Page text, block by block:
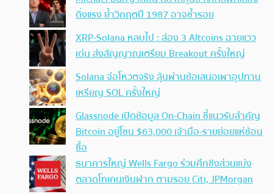
ดิ่งแรง ย้ำวิกฤตปี 1987 อาจซ้ำรอย
XRP-Solana หลบไป : ส่อง 3 Altcoins ฉายแวว
เด่น ส่งสัญญาณเตรียม Breakout ครั้งใหญ่
Solana จ่อโหวตจริง ลุ้นผ่านข้อเสนอเผาอุปทาน
เหรียญ SOL ครั้งใหญ่
Glassnode เปิดข้อมูล On-Chain ชี้แนวรับสำคัญ
Bitcoin อยู่โซน $63,000 เจ้ามือ-รายย่อยแห่ช้อน
ซื้อ
ธนาคารใหญ่ Wells Fargo ร่วมศึกชิงส่วนแบ่ง
ตลาดโทเคนเงินฝาก ตามรอย Citi, JPMorgan